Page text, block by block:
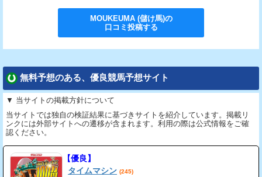
MOUKEUMA (儲け馬)の
口コミ投稿する
無料予想のある、優良競馬予想サイト
▼ 当サイトの掲載方針について
当サイトでは独自の検証結果に基づきサイトを紹介しています。掲載リ
ンクには外部サイトへの遷移が含まれます。利用の際は公式情報をご確
認ください。
【優良】
タイムマシン (245)